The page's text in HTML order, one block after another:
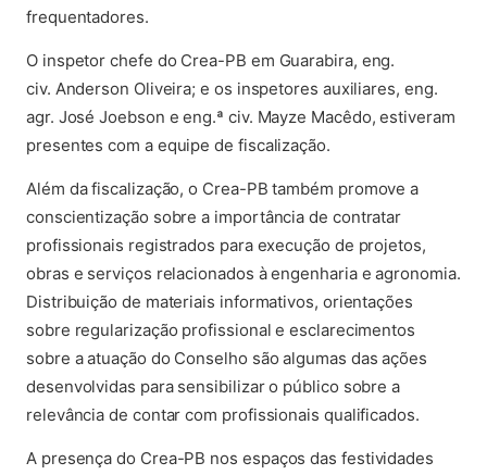
frequentadores.
O inspetor chefe do Crea-PB em Guarabira, eng.
civ. Anderson Oliveira; e os inspetores auxiliares, eng.
agr. José Joebson e eng.ª civ. Mayze Macêdo, estiveram
presentes com a equipe de fiscalização.
Além da fiscalização, o Crea-PB também promove a
conscientização sobre a importância de contratar
profissionais registrados para execução de projetos,
obras e serviços relacionados à engenharia e agronomia.
Distribuição de materiais informativos, orientações
sobre regularização profissional e esclarecimentos
sobre a atuação do Conselho são algumas das ações
desenvolvidas para sensibilizar o público sobre a
relevância de contar com profissionais qualificados.
A presença do Crea-PB nos espaços das festividades